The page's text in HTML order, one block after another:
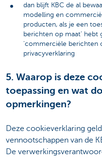
dan blijft KBC de al
modelling en
producten, als je een
berichten op maat' hebt
'commerciële berichten
privacyverklaring
5. Waarop is deze
toepassing en wat
opmerkingen?
Deze cookieverklaring
vennootschappen van de
De